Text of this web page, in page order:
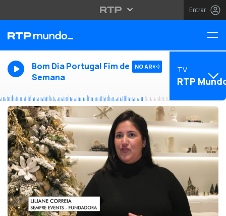
Entrar
Bom Dia Portugal Fim de
Semana
NO AR TV
RTP